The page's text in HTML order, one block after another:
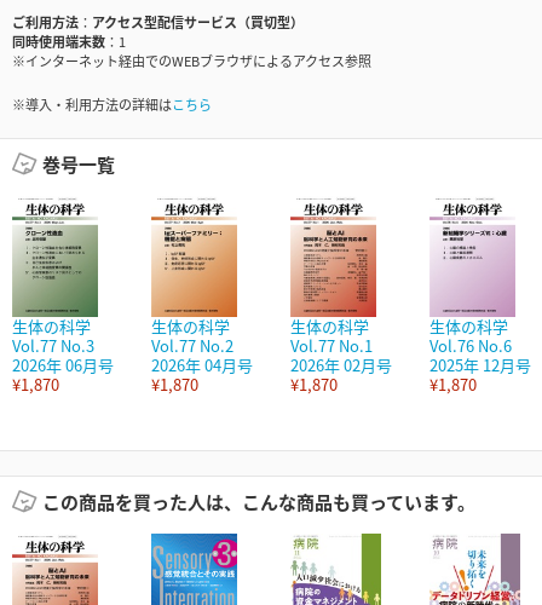
ご利用方法
アクセス型配信サービス（買切型）
同時使用端末数
1
※インターネット経由でのWEBブラウザによるアクセス参照
※導入・利用方法の詳細はこちら
巻号一覧
生体の科学
Vol.77 No.3
2026年 06月号
¥1,870
生体の科学
Vol.77 No.2
2026年 04月号
¥1,870
生体の科学
Vol.77 No.1
2026年 02月号
¥1,870
生体の科学
Vol.76 No.6
2025年 12月号
¥1,870
この商品を買った人は、こんな商品も買っています。